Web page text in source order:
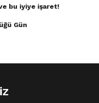
bu iyiye işaret!
Gün